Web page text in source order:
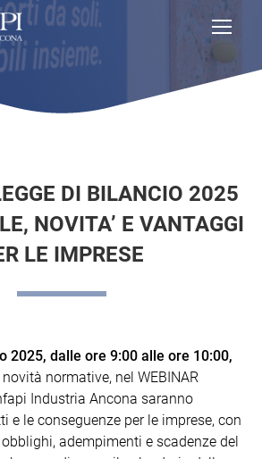
DI BILANCIO 2025
NOVITA’ E VANTAGGI
LE IMPRESE
2025, dalle ore 9:00 alle ore 10:00,
normative, nel WEBINAR
Industria Ancona saranno
e le conseguenze per le imprese, con
adempimenti e scadenze del